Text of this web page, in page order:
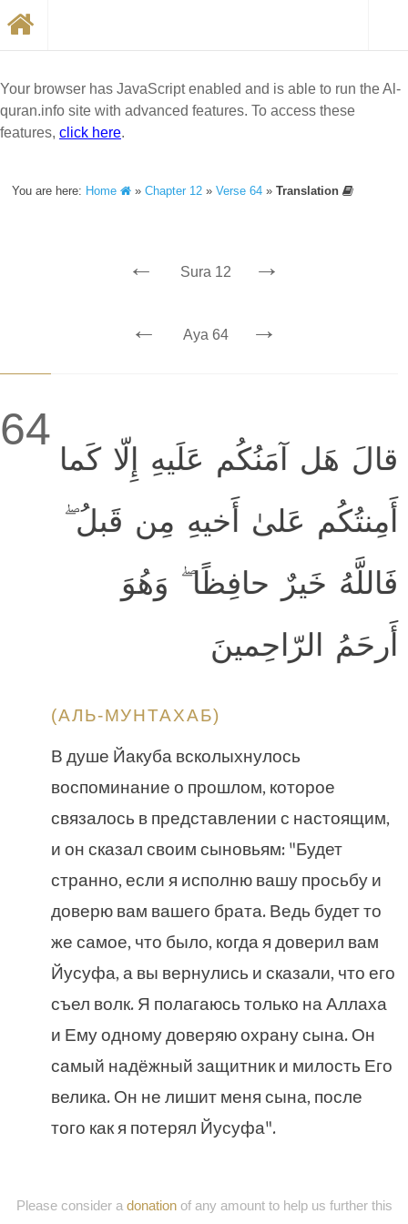
Your browser has JavaScript enabled and is able to run the Al-
quran.info site with advanced features. To access these
features, click here.
You are here: Home »Chapter 12 »Verse 64 »Translation
← Sura 12 →
← Aya 64 →
64
قالَ هَل آمَنُكُم عَلَيهِ إِلّا كَما
أَمِنتُكُم عَلىٰ أَخيهِ مِن قَبلُ ۖ
فَاللَّهُ خَيرٌ حافِظًا ۖ وَهُوَ
أَرحَمُ الرّاحِمينَ
(АЛЬ-МУНТАХАБ)
В душе Йакуба всколыхнулось
воспоминание о прошлом, которое
связалось в представлении с настоящим,
и он сказал своим сыновьям: "Будет
странно, если я исполню вашу просьбу и
доверю вам вашего брата. Ведь будет то
же самое, что было, когда я доверил вам
Йусуфа, а вы вернулись и сказали, что его
съел волк. Я полагаюсь только на Аллаха
и Ему одному доверяю охрану сына. Он
самый надёжный защитник и милость Его
велика. Он не лишит меня сына, после
того как я потерял Йусуфа".
Please consider a donationof any amount to help us further this